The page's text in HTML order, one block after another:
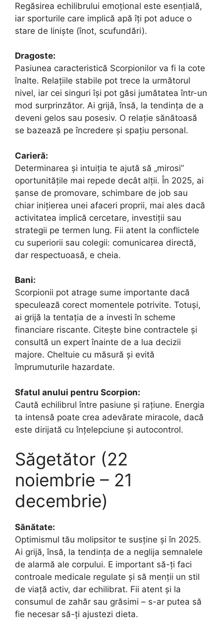
Regăsirea echilibrului emoțional este esențială,
iar sporturile care implică apă îți pot aduce o
stare de liniște (înot, scufundări).
Dragoste:
Pasiunea caracteristică Scorpionilor va fi la cote
înalte. Relațiile stabile pot trece la următorul
nivel, iar cei singuri își pot găsi jumătatea într-un
mod surprinzător. Ai grijă, însă, la tendința de a
deveni gelos sau posesiv. O relație sănătoasă
se bazează pe încredere și spațiu personal.
Carieră:
Determinarea și intuiția te ajută să „mirosi”
oportunitățile mai repede decât alții. În 2025, ai
șanse de promovare, schimbare de job sau
chiar inițierea unei afaceri proprii, mai ales dacă
activitatea implică cercetare, investiții sau
strategii pe termen lung. Fii atent la conflictele
cu superiorii sau colegii: comunicarea directă,
dar respectuoasă, e cheia.
Bani:
Scorpionii pot atrage sume importante dacă
speculează corect momentele potrivite. Totuși,
ai grijă la tentația de a investi în scheme
financiare riscante. Citește bine contractele și
consultă un expert înainte de a lua decizii
majore. Cheltuie cu măsură și evită
împrumuturile hazardate.
Sfatul anului pentru Scorpion:
Caută echilibrul între pasiune și rațiune. Energia
ta intensă poate crea adevărate miracole, dacă
este dirijată cu înțelepciune și autocontrol.
Săgetător (22
noiembrie – 21
decembrie)
Sănătate:
Optimismul tău molipsitor te susține și în 2025.
Ai grijă, însă, la tendința de a neglija semnalele
de alarmă ale corpului. E important să-ți faci
controale medicale regulate și să menții un stil
de viață activ, dar echilibrat. Fii atent și la
consumul de zahăr sau grăsimi – s-ar putea să
fie necesar să-ți ajustezi dieta.